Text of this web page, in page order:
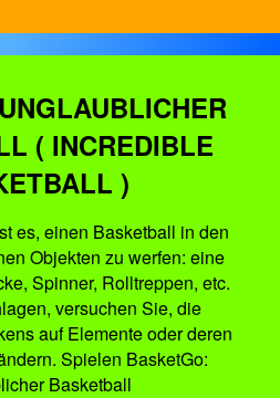
( INCREDIBLE
)
es, einen Basketball in den
Objekten zu werfen: eine
Spinner, Rolltreppen, etc.
versuchen Sie, die
auf Elemente oder deren
Spielen BasketGo:
Basketball